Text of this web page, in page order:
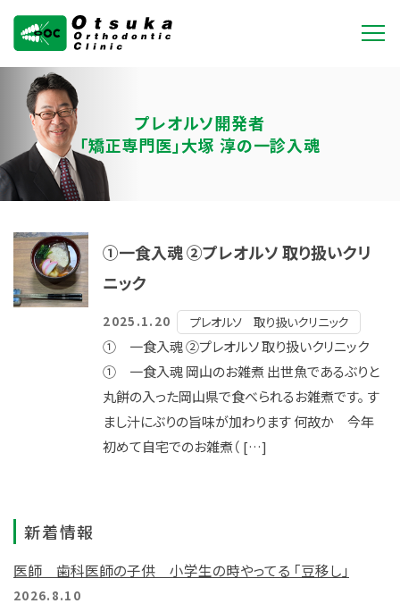
大塚矯正歯科クリニ
ック
プレオルソ開発者
「矯正専門医」大塚 淳の一診入魂
①一食入魂 ②プレオルソ 取り扱いクリ
ニック
2025.1.20 プレオルソ 取り扱いクリニック
① 一食入魂 ②プレオルソ 取り扱いクリニック
① 一食入魂 岡山のお雑煮 出世魚であるぶりと
丸餅の入った岡山県で食べられるお雑煮です。 す
まし汁にぶりの旨味が加わります 何故か 今年
初めて自宅でのお雑煮（ […]
新着情報
医師 歯科医師の子供 小学生の時やってる 「豆移し」
2026.8.10